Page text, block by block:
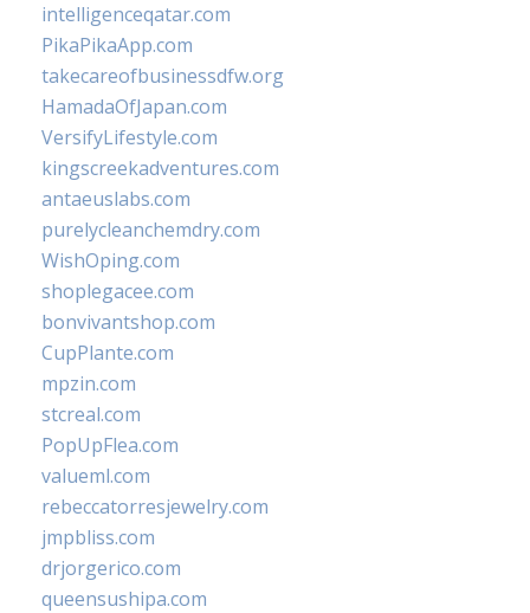
intelligenceqatar.com
PikaPikaApp.com
takecareofbusinessdfw.org
HamadaOfJapan.com
VersifyLifestyle.com
kingscreekadventures.com
antaeuslabs.com
purelycleanchemdry.com
WishOping.com
shoplegacee.com
bonvivantshop.com
CupPlante.com
mpzin.com
stcreal.com
PopUpFlea.com
valueml.com
rebeccatorresjewelry.com
jmpbliss.com
drjorgerico.com
queensushipa.com